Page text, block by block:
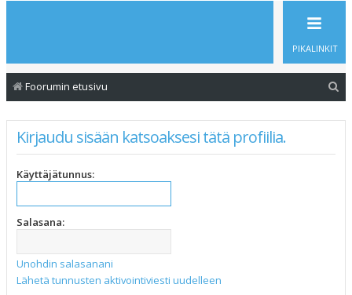
PIKALINKIT
Foorumin etusivu
Kirjaudu sisään katsoaksesi tätä profiilia.
Käyttäjätunnus:
Salasana:
Unohdin salasanani
Lähetä tunnusten aktivointiviesti uudelleen